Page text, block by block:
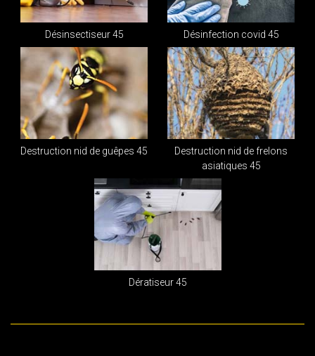
Désinsectiseur 45 Désinfection covid 45
Destruction nid de guêpes 45
Destruction nid de frelons
asiatiques 45
Dératiseur 45